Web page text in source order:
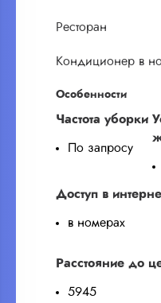
Ресторан
Кондиционер в
Особенности
Частота уборки
По запросу
Доступ в
в номерах
Расстояние до
5945